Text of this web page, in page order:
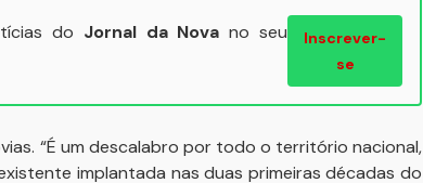
do Jornal da Nova no seu
Inscrever-
se
“É um descalabro por todo o território nacional,
implantada nas duas primeiras décadas do